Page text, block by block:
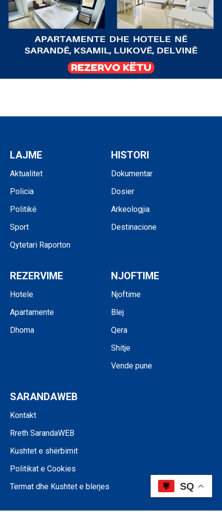
LAJME
Aktualitet
Policia
Politikë
Sport
Qytetari Raporton
HISTORI
Dokumentar
Dosier
Arkeologjia
Destinacione
REZERVIME
Hotele
Apartamente
Dhoma
NJOFTIME
Njoftime
Blej
Qera
Shitje
Vende pune
SARANDAWEB
Kontakt
Rreth SarandaWEB
Kushtet e shërbimit
Politikat e Cookies
Termat dhe Kushtet e blerjes
SQ